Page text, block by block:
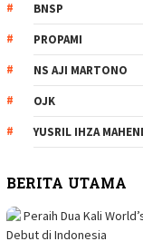
BNSP
PROPAMI
NS AJI MARTONO
OJK
YUSRIL IHZA
BERITA UTAMA